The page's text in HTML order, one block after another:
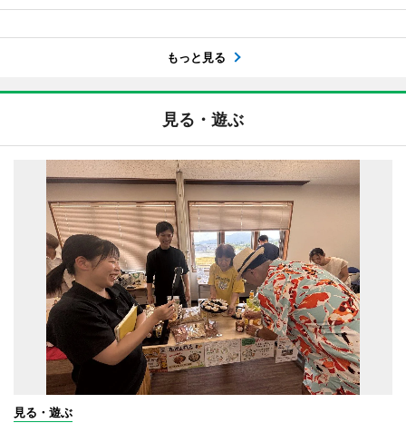
もっと見る
見る・遊ぶ
見る・遊ぶ